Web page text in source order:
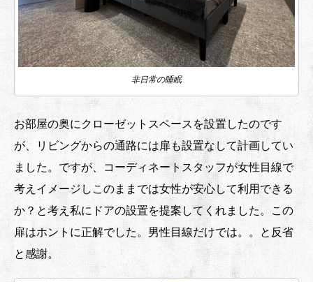
非日常の睡眠
お部屋の奥にクローゼットスペースを設置したのです
が、リビングからの通路には扉も設置なして計画してい
ました。ですが、コーディネートスタッフが女性目線で
考えイメージしこのままでは女性が安心して利用できる
か？と考え私にドアの設置を提案してくれました。この
扉はホントに正解でした。男性目線だけでは。。と反省
と感謝。